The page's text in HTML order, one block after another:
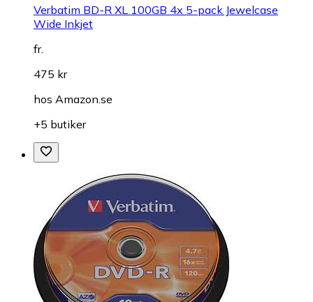
Verbatim BD-R XL 100GB 4x 5-pack Jewelcase
Wide Inkjet
fr.
475 kr
hos Amazon.se
+5 butiker